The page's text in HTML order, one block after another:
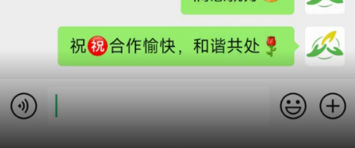
【客户需求】：要寻找会讲白话的管家，最好是本地人，平时要管家
要操持饮食、简洁房间、看护老人家、做饭。另外，管家要耐心呵